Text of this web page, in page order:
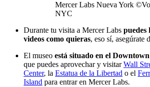
Mercer Labs Nueva York
NYC
Durante tu visita a Mercer Labs puedes
videos como quieras, eso sí, asegúrate
El museo está situado en el
que puedes aprovechar y visitarWall
Center, la Estatua de la Libertad o el
Island para entrar en Mercer Labs.